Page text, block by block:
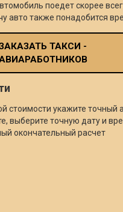
поедет скорее
авто также понадобится
ТАКСИ -
стоимости укажите точный
выберите точную дату и
окончательный расчет